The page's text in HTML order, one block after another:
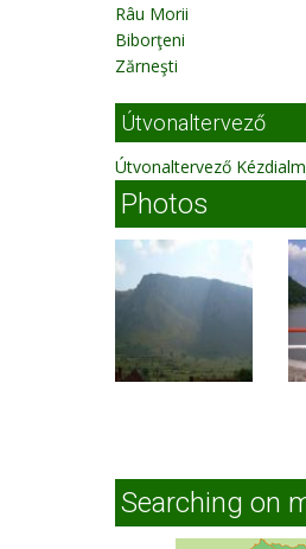
Râu Morii
Biborţeni
Zărneşti
Útvonaltervező
Útvonaltervező
Photos
Searching on